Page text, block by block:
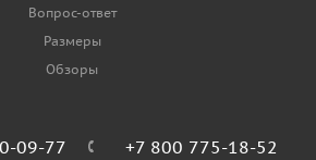
Вопрос-ответ
Размеры
Обзоры
09-77 +7 800 775-18-52